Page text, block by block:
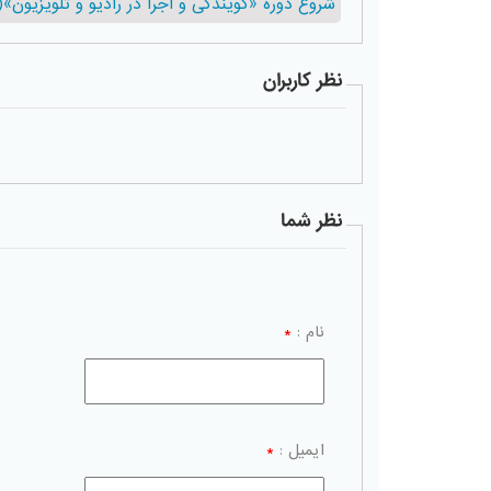
نظر کاربران
نظر شما
نام : *
ایمیل : *